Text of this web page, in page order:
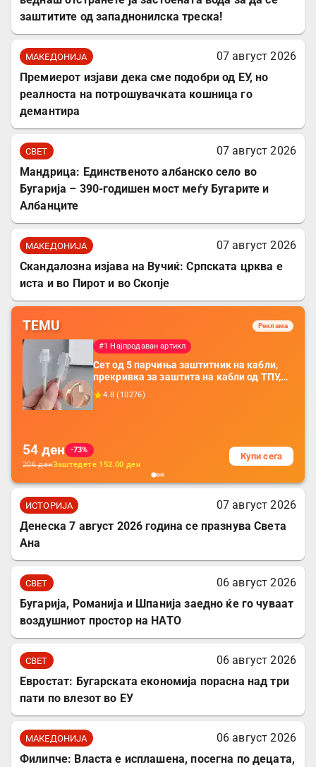
заштитите од западнонилска треска!
МАКЕДОНИЈА
07 август 2026
Премиерот изјави дека сме подобри од ЕУ, но
реалноста на потрошувачката кошница го
демантира
СВЕТ
07 август 2026
Мандрица: Единственото албанско село во
Бугарија – 390-годишен мост меѓу Бугарите и
Албанците
МАКЕДОНИЈА
07 август 2026
Скандалозна изјава на Вучиќ: Српската црква е
иста и во Пирот и во Скопје
TEMU Реклама
#1 Најпродаван артикл
Сет од 5 парчиња заштитник на кабли,
прекривка за заштита на кабли од ТПУ,
додатоци за заштита на кабли, без
батерија, за мобилни телефони, комплет
4.8 ( 10276)
54 ден
-73%
206денЗаштедете 152.00 ден
Купи сега
ИСТОРИЈА
07 август 2026
Денеска 7 август 2026 година се празнува Света
Ана
СВЕТ
06 август 2026
Бугарија, Романија и Шпанија заедно ќе го чуваат
воздушниот простор на НАТО
СВЕТ
06 август 2026
Евростат: Бугарската економија порасна над три
пати по влезот во ЕУ
МАКЕДОНИЈА
06 август 2026
Филипче: Власта е исплашена, посегна по децата,